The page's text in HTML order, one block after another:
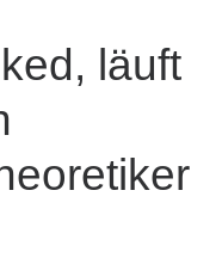
läuft